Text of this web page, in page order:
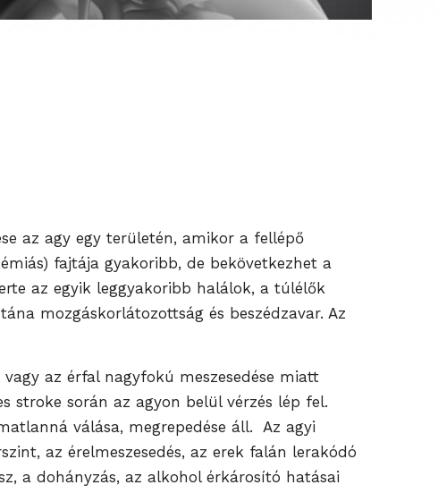
az agy egy területén, amikor a fellépő
fajtája gyakoribb, de bekövetkezhet a
az egyik leggyakoribb halálok, a túlélők
mozgáskorlátozottság és beszédzavar. Az
az érfal nagyfokú meszesedése miatt
stroke során az agyon belül vérzés lép fel.
válása, megrepedése áll. Az agyi
az érelmeszesedés, az erek falán lerakódó
a dohányzás, az alkohol érkárosító hatásai